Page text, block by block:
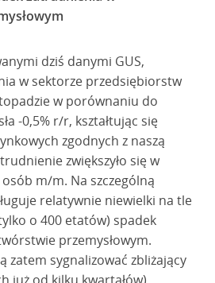
dziś danymi GUS,
w sektorze przedsiębiorstw
w porównaniu do
-0,5% r/r, kształtując się
zgodnych z naszą
zwiększyło się w
m/m. Na szczególną
relatywnie niewielki na tle
o 400 etatów) spadek
przemysłowym.
zatem sygnalizować zbliżający